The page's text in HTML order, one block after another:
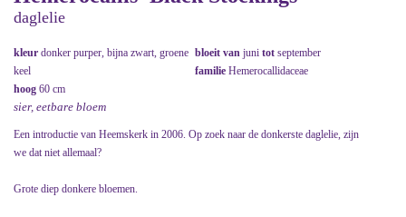
daglelie
kleur donker purper, bijna zwart, groene
keel
bloeit van juni tot september
familie Hemerocallidaceae
hoog 60 cm
sier, eetbare bloem
Een introductie van Heemskerk in 2006. Op zoek naar de donkerste daglelie, zijn
we dat niet allemaal?
Grote diep donkere bloemen.